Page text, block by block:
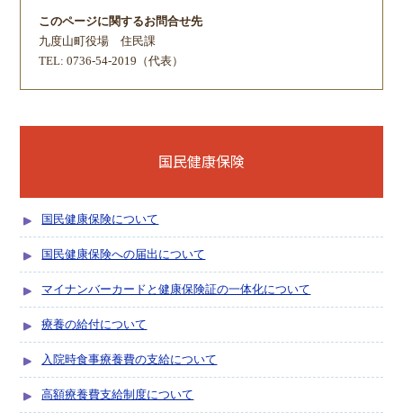
このページに関するお問合せ先
九度山町役場住民課
TEL: 0736-54-2019（代表）
国民健康保険
国民健康保険について
国民健康保険への届出について
マイナンバーカードと健康保険証の一体化について
療養の給付について
入院時食事療養費の支給について
高額療養費支給制度について